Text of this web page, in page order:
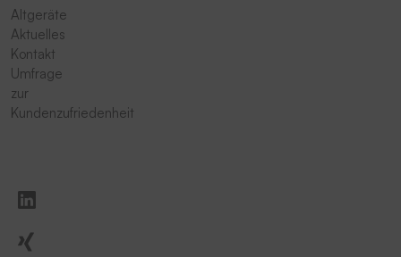
Altgeräte
Aktuelles
Kontakt
Umfrage
zur
Kundenzufriedenheit